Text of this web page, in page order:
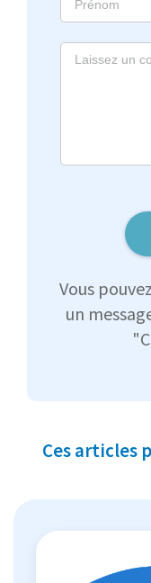
Vous
un
Ces articles